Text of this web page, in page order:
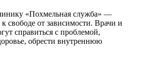
«Похмельная служба» —
свободе от зависимости. Врачи и
справиться с проблемой,
обрести внутреннюю